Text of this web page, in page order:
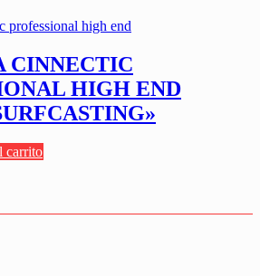
CINNECTIC
HIGH END
carrito